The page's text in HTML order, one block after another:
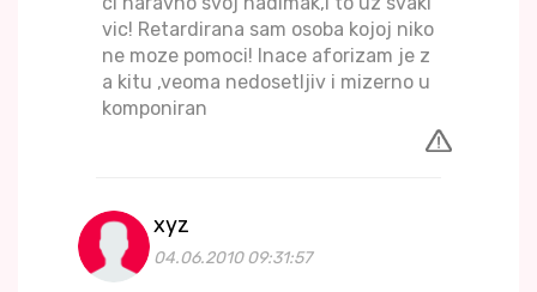
vic! Retardirana sam osoba kojoj niko
ne moze pomoci! Inace aforizam je z
a kitu ,veoma nedosetljiv i mizerno u
komponiran
xyz
04.06.2010 09:31:57